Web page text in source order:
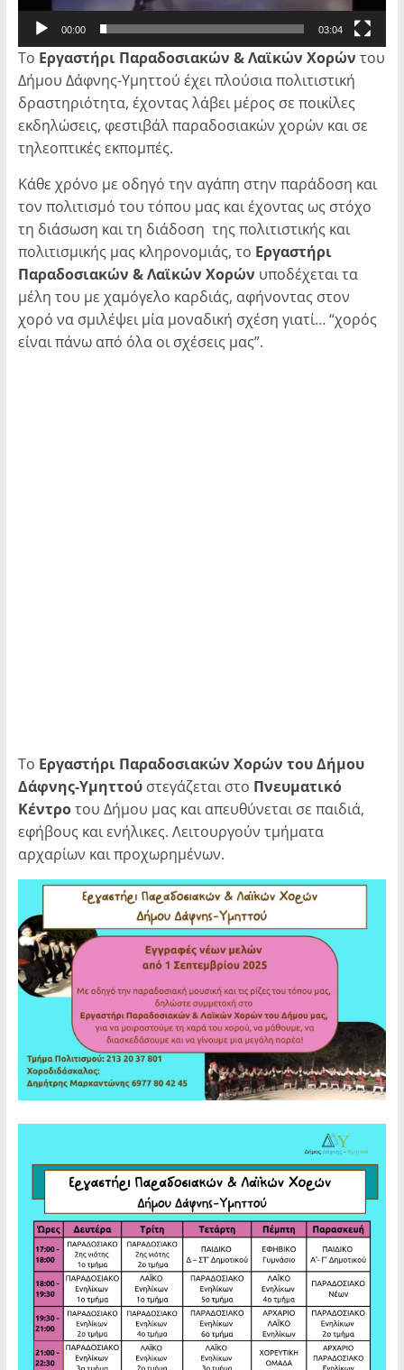
00:00 03:04
Tο Εργαστήρι Παραδοσιακών & Λαϊκών Χορών του
Δήμου Δάφνης-Υμηττού έχει πλούσια πολιτιστική
δραστηριότητα, έχοντας λάβει μέρος σε ποικίλες
εκδηλώσεις, φεστιβάλ παραδοσιακών χορών και σε
τηλεοπτικές εκπομπές.
Κάθε χρόνο με οδηγό την αγάπη στην παράδοση και
τον πολιτισμό του τόπου μας και έχοντας ως στόχο
τη διάσωση και τη διάδοση της πολιτιστικής και
πολιτισμικής μας κληρονομιάς, το Εργαστήρι
Παραδοσιακών & Λαϊκών Χορών υποδέχεται τα
μέλη του με χαμόγελο καρδιάς, αφήνοντας στον
χορό να σμιλέψει μία μοναδική σχέση γιατί… “χορός
είναι πάνω από όλα οι σχέσεις μας”.
Το Εργαστήρι Παραδοσιακών Χορών του Δήμου
Δάφνης-Υμηττούστεγάζεται στο Πνευματικό
Κέντροτου Δήμου μας και απευθύνεται σε παιδιά,
εφήβους και ενήλικες. Λειτουργούν τμήματα
αρχαρίων και προχωρημένων.